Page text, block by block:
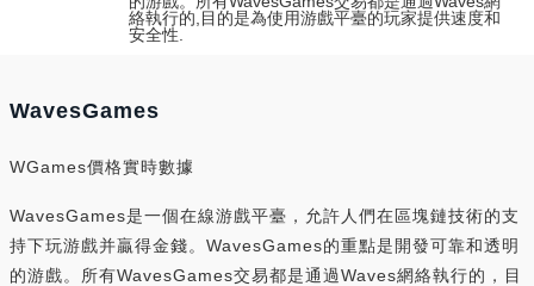
絡執行的,目的是為使用游戲平臺的玩家提供速度和
安全性.
WavesGames
WGames價格實時數據
WavesGames是一個在線游戲平臺，允許人們在區塊鏈技術的支
持下玩游戲并贏得金錢。WavesGames的重點是開發可靠和透明
的游戲。所有WavesGames交易都是通過Waves網絡執行的，目